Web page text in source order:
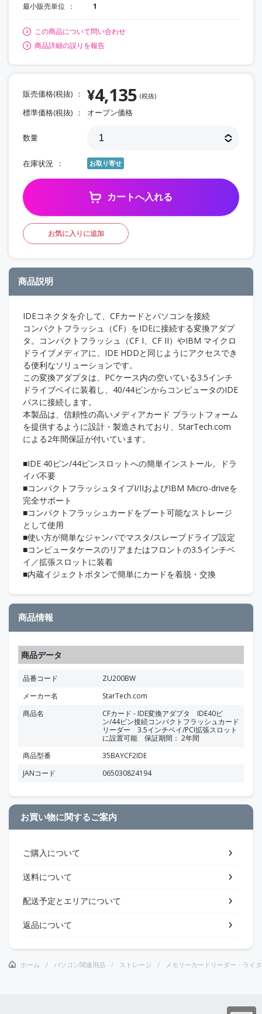
最小販売単位 1
この商品について問い合わせ
商品詳細の誤りを報告
販売価格(税抜) ¥4,135 (税抜)
標準価格(税抜) オープン価格
数量
在庫状況 お取り寄せ
カートへ入れる
お気に入りに追加
商品説明
IDEコネクタを介して、CFカードとパソコンを接続
コンパクトフラッシュ（CF）をIDEに接続する変換アダプ
タ。コンパクトフラッシュ（CF I、CF II）やIBM マイクロ
ドライブメディアに、IDE HDDと同じようにアクセスでき
る便利なソリューションです。
この変換アダプタは、PCケース内の空いている3.5インチ
ドライブベイに装着し、40/44ピンからコンピュータのIDE
バスに接続します。
本製品は、信頼性の高いメディアカード プラットフォーム
を提供するように設計・製造されており、StarTech.com
による2年間保証が付いています。
■IDE 40ピン/44ピンスロットへの簡単インストール。ドラ
イバ不要
■コンパクトフラッシュタイプI/IIおよびIBM Micro-driveを
完全サポート
■コンパクトフラッシュカードをブート可能なストレージ
として使用
■使い方が簡単なジャンパでマスタ/スレーブドライブ設定
■コンピュータケースのリアまたはフロントの3.5インチベ
イ／拡張スロットに装着
■内蔵イジェクトボタンで簡単にカードを着脱・交換
商品情報
商品データ
品番コード
ZU200BW
メーカー名
StarTech.com
商品名
CFカード - IDE変換アダプタ IDE40ピ
ン/44ピン接続コンパクトフラッシュカード
リーダー 3.5インチベイ/PCI拡張スロット
に設置可能 保証期間： 2年間
商品型番
35BAYCF2IDE
JANコード
065030824194
お買い物に関するご案内
ご購入について
送料について
配送予定とエリアについて
返品について
ホーム パソコン関連用品 ストレージ メモリーカードリーダー・ライ